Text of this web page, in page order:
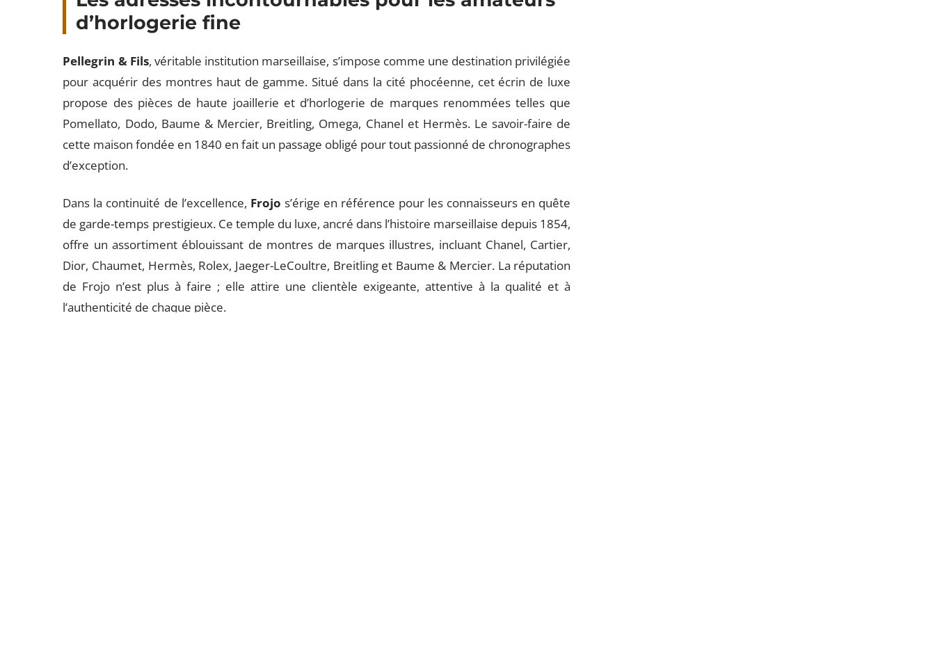
d’horlogerie fine
Pellegrin & Fils, véritable institution marseillaise, s’impose comme une destination privilégiée
pour acquérir des montres haut de gamme. Situé dans la cité phocéenne, cet écrin de luxe
propose des pièces de haute joaillerie et d’horlogerie de marques renommées telles que
Pomellato, Dodo, Baume & Mercier, Breitling, Omega, Chanel et Hermès. Le savoir-faire de
cette maison fondée en 1840 en fait un passage obligé pour tout passionné de chronographes
d’exception.
Dans la continuité de l’excellence, Frojo s’érige en référence pour les connaisseurs en quête
de garde-temps prestigieux. Ce temple du luxe, ancré dans l’histoire marseillaise depuis 1854,
offre un assortiment éblouissant de montres de marques illustres, incluant Chanel, Cartier,
Dior, Chaumet, Hermès, Rolex, Jaeger-LeCoultre, Breitling et Baume & Mercier. La réputation
de Frojo n’est plus à faire ; elle attire une clientèle exigeante, attentive à la qualité et à
l’authenticité de chaque pièce.